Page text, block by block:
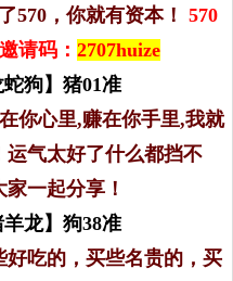
570，你就有资本！ 570
请码： 2707huize
狗】猪01准
你心里,赚在你手里,我就
气太好了什么都挡不
一起分享！
龙】狗38准
吃的，买些名贵的，买